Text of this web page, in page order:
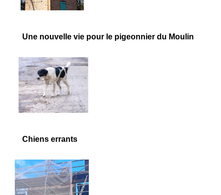
Une nouvelle vie pour le pigeonnier du Moulin
Chiens errants